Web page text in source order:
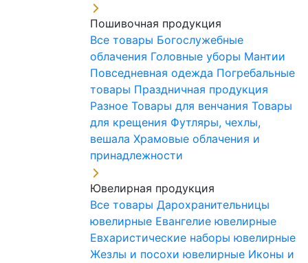
Пошивочная продукция
Все товары Богослужебные
облачения Головные уборы Мантии
Повседневная одежда Погребальные
товары Праздничная продукция
Разное Товары для венчания Товары
для крещения Футляры, чехлы,
вешала Храмовые облачения и
принадлежности
Ювелирная продукция
Все товары Дарохранительницы
ювелирные Евангелие ювелирные
Евхаристические наборы ювелирные
Жезлы и посохи ювелирные Иконы и